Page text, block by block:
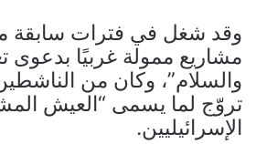
وقد شغل في فترات
مشاريع ممولة غربيًا بدعوى
والسلام”، وكان من
تروّج لما يسمى “العيش
الإسرائيليين.